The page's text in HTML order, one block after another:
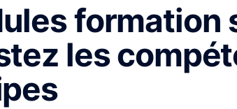
formation
les